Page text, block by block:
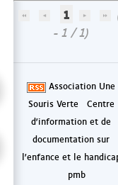
1
- 1 / 1)
Association Une
Souris Verte
Centre
d'information et de
documentation sur
l'enfance et le
pmb